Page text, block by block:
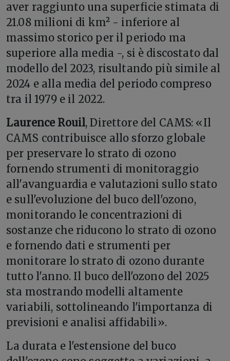
aver raggiunto una superficie stimata di
21.08 milioni di km² - inferiore al
massimo storico per il periodo ma
superiore alla media -, si è discostato dal
modello del 2023, risultando più simile al
2024 e alla media del periodo compreso
tra il 1979 e il 2022.
Laurence Rouil, Direttore del CAMS: «Il
CAMS contribuisce allo sforzo globale
per preservare lo strato di ozono
fornendo strumenti di monitoraggio
all'avanguardia e valutazioni sullo stato
e sull'evoluzione del buco dell'ozono,
monitorando le concentrazioni di
sostanze che riducono lo strato di ozono
e fornendo dati e strumenti per
monitorare lo strato di ozono durante
tutto l'anno. Il buco dell'ozono del 2025
sta mostrando modelli altamente
variabili, sottolineando l'importanza di
previsioni e analisi affidabili».
La durata e l'estensione del buco